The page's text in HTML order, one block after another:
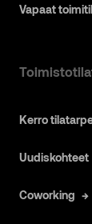
Vapaat
Kerro
Uudiskohteet
Coworking